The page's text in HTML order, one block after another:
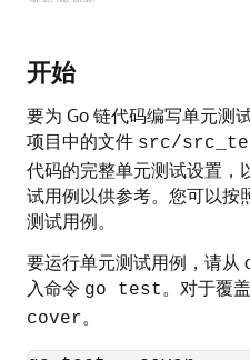
开始
要为 Go 链代码编写单元测
项目中的文件 src/
代码的完整单元测试设置，
试用例以供参考。您可以按
测试用例。
要运行单元测试用例，请从
入命令 go test 。对于覆
cover。